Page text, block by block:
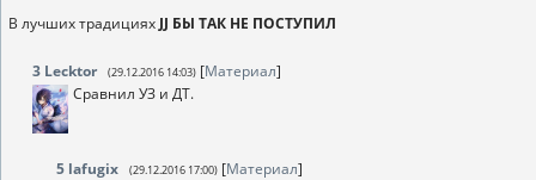
В лучших традициях JJ БЫ ТАК НЕ ПОСТУПИЛ
3 Lecktor (29.12.2016 14:03) [Материал]
Сравнил УЗ и ДТ.
5 lafugix (29.12.2016 17:00) [Материал]